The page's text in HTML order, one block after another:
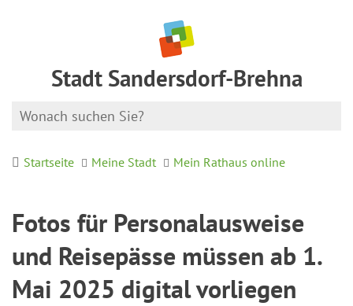
Stadt Sandersdorf-Brehna
Startseite Meine Stadt Mein Rathaus online
Fotos für Personalausweise
und Reisepässe müssen ab 1.
Mai 2025 digital vorliegen